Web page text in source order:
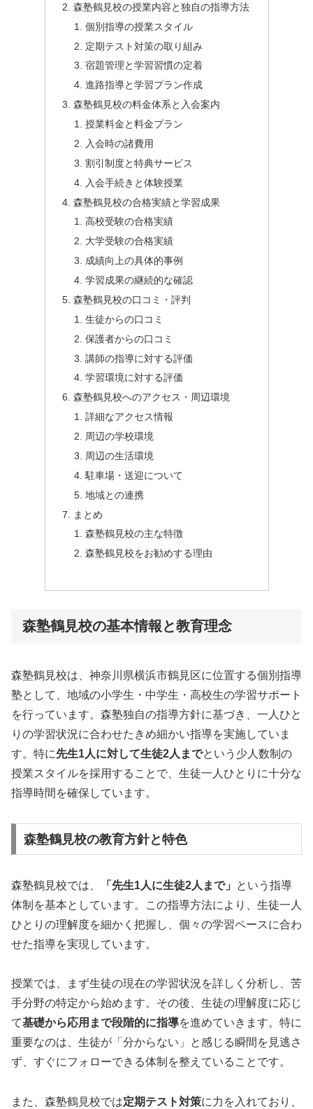
森塾鶴見校の授業内容と独自の指導方法
個別指導の授業スタイル
定期テスト対策の取り組み
宿題管理と学習習慣の定着
進路指導と学習プラン作成
森塾鶴見校の料金体系と入会案内
授業料金と料金プラン
入会時の諸費用
割引制度と特典サービス
入会手続きと体験授業
森塾鶴見校の合格実績と学習成果
高校受験の合格実績
大学受験の合格実績
成績向上の具体的事例
学習成果の継続的な確認
森塾鶴見校の口コミ・評判
生徒からの口コミ
保護者からの口コミ
講師の指導に対する評価
学習環境に対する評価
森塾鶴見校へのアクセス・周辺環境
詳細なアクセス情報
周辺の学校環境
周辺の生活環境
駐車場・送迎について
地域との連携
まとめ
森塾鶴見校の主な特徴
森塾鶴見校をお勧めする理由
森塾鶴見校の基本情報と教育理念
森塾鶴見校は、神奈川県横浜市鶴見区に位置する個別指導
塾として、地域の小学生・中学生・高校生の学習サポート
を行っています。森塾独自の指導方針に基づき、一人ひと
りの学習状況に合わせたきめ細かい指導を実施していま
す。特に先生1人に対して生徒2人までという少人数制の
授業スタイルを採用することで、生徒一人ひとりに十分な
指導時間を確保しています。
森塾鶴見校の教育方針と特色
森塾鶴見校では、 「先生1人に生徒2人まで」
という指導
体制を基本としています。この指導方法により、生徒一人
ひとりの理解度を細かく把握し、個々の学習ペースに合わ
せた指導を実現しています。
授業では、まず生徒の現在の学習状況を詳しく分析し、苦
手分野の特定から始めます。その後、生徒の理解度に応じ
て基礎から応用まで段階的に指導を進めていきます。特に
重要なのは、生徒が「分からない」と感じる瞬間を見逃さ
ず、すぐにフォローできる体制を整えていることです。
また、森塾鶴見校では定期テスト対策に力を入れており、